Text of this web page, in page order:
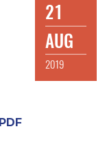
21
AUG
2019
PDF